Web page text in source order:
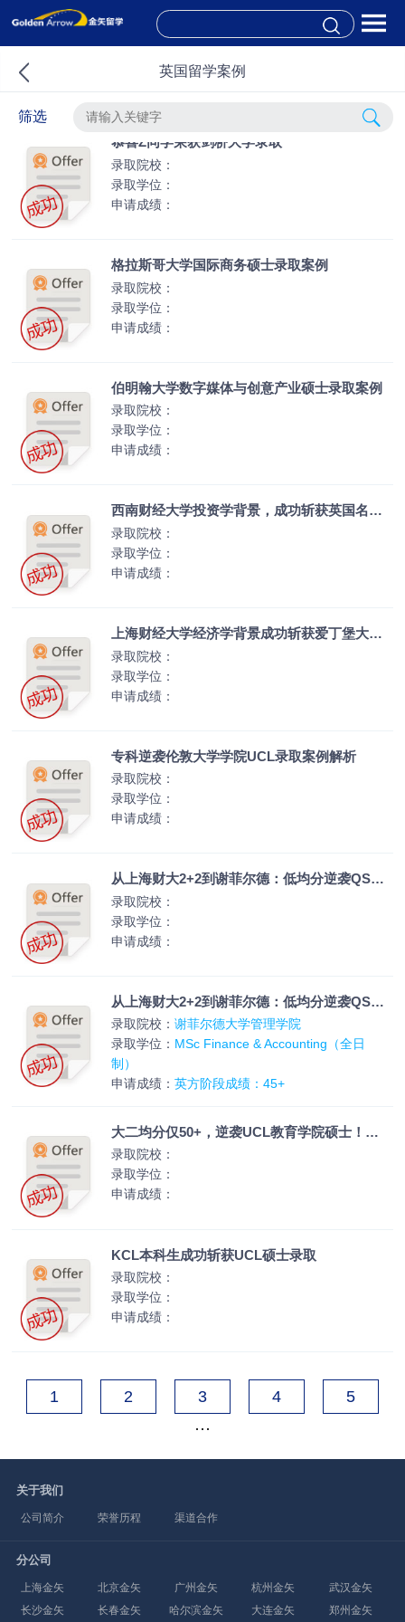
英国留学案例
筛选
​恭喜Z同学荣获剑桥大学录取
录取院校：
录取学位：
申请成绩：
格拉斯哥大学国际商务硕士录取案例
录取院校：
录取学位：
申请成绩：
伯明翰大学数字媒体与创意产业硕士录取案例
录取院校：
录取学位：
申请成绩：
西南财经大学投资学背景，成功斩获英国名校
多份Offer
录取院校：
录取学位：
申请成绩：
上海财经大学经济学背景成功斩获爱丁堡大学
经济学硕士录取
录取院校：
录取学位：
申请成绩：
专科逆袭伦敦大学学院UCL录取案例解析
录取院校：
录取学位：
申请成绩：
从上海财大2+2到谢菲尔德：低均分逆袭QS百
强金融会计硕士实录
录取院校：
录取学位：
申请成绩：
从上海财大2+2到谢菲尔德：低均分逆袭QS百
强金融会计硕士实录
录取院校： 谢菲尔德大学管理学院
录取学位： MSc Finance & Accounting（全日
制）
申请成绩： 英方阶段成绩：45+
大二均分仅50+，逆袭UCL教育学院硕士！
KCL背景申伦敦大学学院案例
录取院校：
录取学位：
申请成绩：
KCL本科生成功斩获UCL硕士录取
录取院校：
录取学位：
申请成绩：
1 2 3 4
5
···
关于我们
公司简介 荣誉历程 渠道合作
分公司
上海金矢 北京金矢 广州金矢 杭州金矢
武汉金矢
长沙金矢
长春金矢 哈尔滨金矢 大连金矢 郑州金矢